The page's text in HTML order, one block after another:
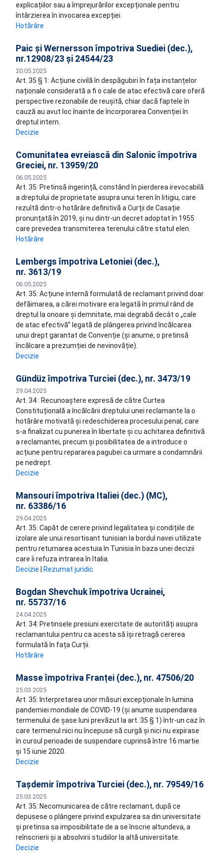
explicațiilor sau a împrejurărilor excepționale pentru
întârzierea în invocarea excepției.
Hotărâre
Paic și Wernersson împotriva Suediei (dec.),
nr.12908/23 și 24544/23
20.05.2025
Art. 35 § 1: Acțiune civilă în despăgubiri în fața instanțelor
naționale considerată a fi o cale de atac efectivă care oferă
perspective rezonabile de reușită, chiar dacă faptele în
cauză au avut loc înainte de încorporarea Convenției în
dreptul intern.
Decizie
Comunitatea evreiască din Salonic împotriva
Greciei, nr. 13959/20
06.05.2025
Art. 35: Pretinsă ingerință, constând în pierderea irevocabilă
a dreptului de proprietate asupra unui teren în litigiu, care
rezultă dintr-o hotărâre definitivă a Curții de Casație
pronunțată în 2019, și nu dintr-un decret adoptat în 1955
care prevedea transmiterea terenului către statul elen.
Hotărâre
Lembergs împotriva Letoniei (dec.),
nr. 3613/19
06.05.2025
Art. 35: Acțiune internă formulată de reclamant privind doar
defăimarea, a cărei motivare era legată în primul rând de
dreptul la onoare și demnitate, mai degrabă decât o „cale
de atac efectivă” legată de plângerea privind încălcarea
unui drept garantat de Convenție (și anume, o pretinsă
încălcare a prezumției de nevinovăție).
Decizie
Gündüz împotriva Turciei (dec.), nr. 3473/19
29.04.2025
Art. 34 : Recunoaștere expresă de către Curtea
Constituțională a încălcării dreptului unei reclamante la o
hotărâre motivată și redeschiderea procesului penal, care
s-a finalizat cu punerea în libertate și cu achitarea definitivă
a reclamantei, precum și posibilitatea de a introduce o
acțiune pentru repararea pagubei ca urmare a condamnării
pe nedrept.
Decizie
Mansouri împotriva Italiei (dec.) (MC),
nr. 63386/16
29.04.2025
Art. 35: Capăt de cerere privind legalitatea și condițiile de
izolare ale unui resortisant tunisian la bordul navei utilizate
pentru returnarea acestuia în Tunisia în baza unei decizii
care îi refuza intrarea în Italia.
Decizie
Rezumat juridic
Bogdan Shevchuk împotriva Ucrainei,
nr. 55737/16
24.04.2025
Art. 34: Pretinsele presiuni exercitate de autorități asupra
reclamantului pentru ca acesta să își retragă cererea
formulată în fața Curții.
Hotărâre
Masse împotriva Franței (dec.), nr. 47506/20
25.03.2025
Art. 35: Interpretarea unor măsuri excepționale în lumina
pandemiei mondiale de COVID-19 (și anume suspendarea
termenului de șase luni prevăzut la art. 35 § 1) într-un caz în
care termenul nici nu începuse să curgă și nici nu expirase
în cursul perioadei de suspendare cuprinsă între 16 martie
și 15 iunie 2020.
Decizie
Taşdemir împotriva Turciei (dec.), nr. 79549/16
25.03.2025
Art. 35: Necomunicarea de către reclamant, după ce
depusese o plângere privind expulzarea sa din universitate
și pretinsa sa imposibilitate de a se înscrie altundeva, a
reînscrierii și a absolvirii studiilor la altă universitate.
Decizie